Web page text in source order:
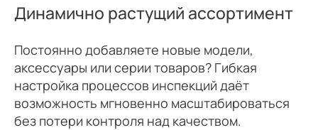
Динамично растущий ассортимент
Постоянно добавляете новые модели,
аксессуары или серии товаров? Гибкая
настройка процессов инспекций даёт
возможность мгновенно масштабироваться
без потери контроля над качеством.